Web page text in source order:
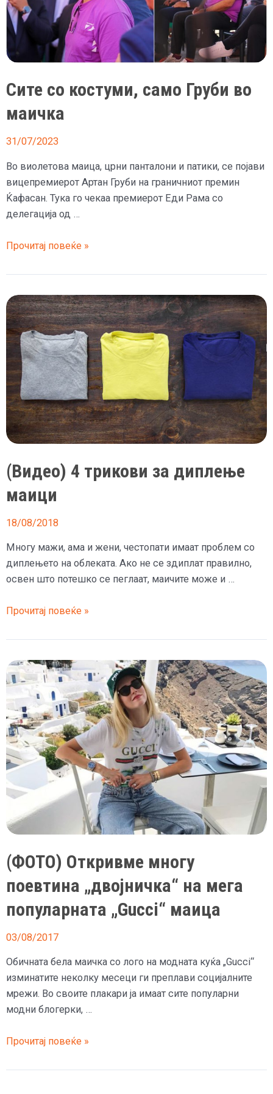
Сите со костуми, само Груби во
маичка
31/07/2023
Во виолетова маица, црни панталони и патики, се појави
вицепремиерот Артан Груби на граничниот премин
Ќафасан. Тука го чекаа премиерот Еди Рама со
делегација од …
Сите
костуми,
само
Груби
во
маичка
Прочитај повеќе »
(Видео) 4 трикови за диплење
маици
18/08/2018
Многу мажи, ама и жени, честопати имаат проблем со
диплењето на облеката. Ако не се здиплат правилно,
освен што потешко се пеглаат, маичите може и …
(Видео)
трикови
за
диплење
маици
Прочитај повеќе »
(ФОТО) Откривме многу
поевтина „двојничка“ на мега
популарната „Gucci“ маица
03/08/2017
Обичната бела маичка со лого на модната куќа „Gucci“
изминатите неколку месеци ги преплави социјалните
мрежи. Во своите плакари ја имаат сите популарни
модни блогерки, …
(ФОТО)
многу
Прочитај повеќе »